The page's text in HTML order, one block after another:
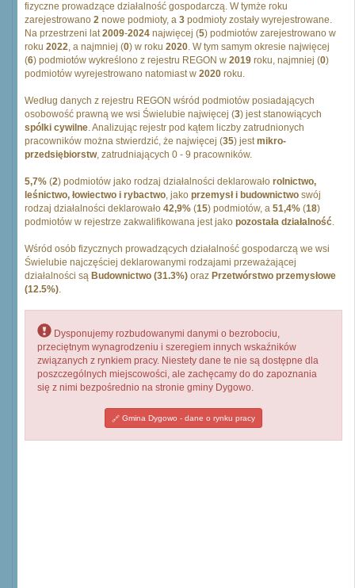
fizyczne prowadzące działalność gospodarczą. W tymże roku
zarejestrowano 2 nowe podmioty, a 3 podmioty zostały wyrejestrowane.
Na przestrzeni lat2009-2024 najwięcej (5) podmiotów zarejestrowano w
roku 2022, a najmniej (0) w roku 2020. W tym samym okresie najwięcej
(6) podmiotów wykreślono z rejestru REGON w 2019 roku, najmniej (0)
podmiotów wyrejestrowano natomiast w 2020 roku.
Według danych z rejestru REGON wśród podmiotów posiadających
osobowość prawną we wsi Świelubie najwięcej (3) jest stanowiących
spólki cywilne. Analizując rejestr pod kątem liczby zatrudnionych
pracowników można stwierdzić, że najwięcej (35) jestmikro-
przedsiębiorstw, zatrudniających 0 - 9 pracowników.
5,7% (2) podmiotów jako rodzaj działalności deklarowało rolnictwo,
leśnictwo, łowiectwo i rybactwo, jako przemysł i budownictwo swój
rodzaj działalności deklarowało 42,9% (15) podmiotów, a 51,4% (18)
podmiotów w rejestrze zakwalifikowana jest jako pozostała działalność.
Wśród osób fizycznych prowadzących działalność gospodarczą we wsi
Świelubie najczęściej deklarowanymi rodzajami przeważającej
działalności są Budownictwo (31.3%) oraz Przetwórstwo przemysłowe
(12.5%).
Dysponujemy rozbudowanymi danymi o bezrobociu,
przeciętnym wynagrodzeniu i szeregiem innych wskaźników
związanych z rynkiem pracy. Niestety dane te nie są dostępne dla
poszczególnych miejscowości, ale zachęcamy do do zapoznania
się z nimi bezpośrednio na stronie gminy Dygowo.
Gmina Dygowo - dane o rynku pracy